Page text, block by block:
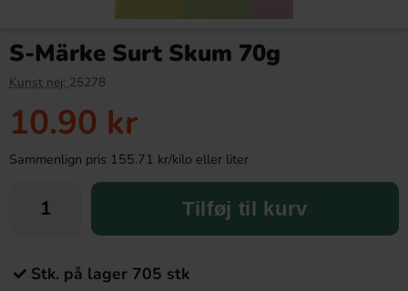
S-Märke Surt Skum 70g
Kunst nej: 25278
10.90 kr
Sammenlign pris 155.71 kr/kilo eller liter
Tilføj til kurv
Stk. på lager 705 stk